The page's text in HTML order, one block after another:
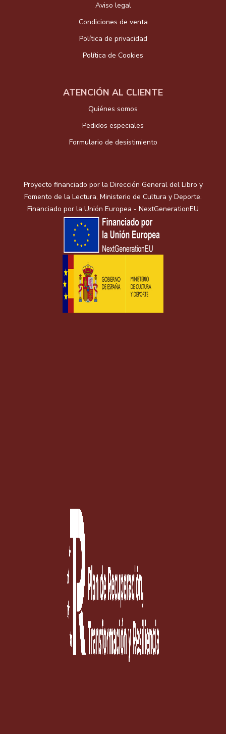
Aviso legal
Condiciones de venta
Política de privacidad
Política de Cookies
ATENCIÓN AL CLIENTE
Quiénes somos
Pedidos especiales
Formulario de desistimiento
Proyecto financiado por la Dirección General del Libro y
Fomento de la Lectura, Ministerio de Cultura y Deporte.
Financiado por la Unión Europea - NextGenerationEU